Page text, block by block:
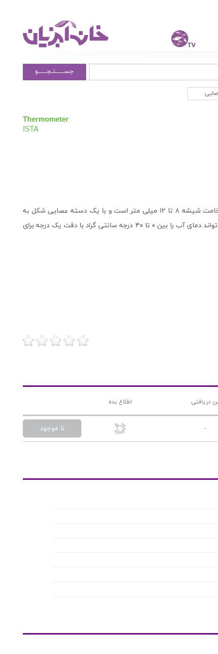
جســــــتـجــــــو
Thermometer
ISTA
این دما سنج یک انتخاب مناسب برای آکواریوم هایی با ضخامت شیشه ۸ تا ۱۲ میلی متر است و با یک دسته عصایی شکل به
راحتی بر روی لبه آکواریوم یا سامپ شما قرار می گیرد و می تواند دمای آب را بین ۰ تا ۴۰ درجه سانتی گراد با دقت یک درجه برای
دریافتی اطلاع بده
- نا موجود